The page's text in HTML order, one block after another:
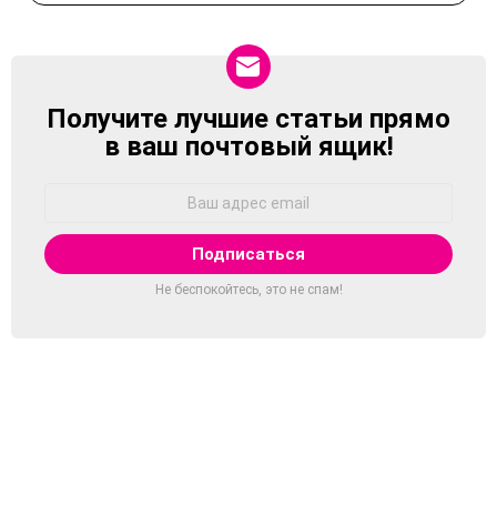
NEWSLETTER
Получите лучшие статьи прямо
в ваш почтовый ящик!
Не беспокойтесь, это не спам!